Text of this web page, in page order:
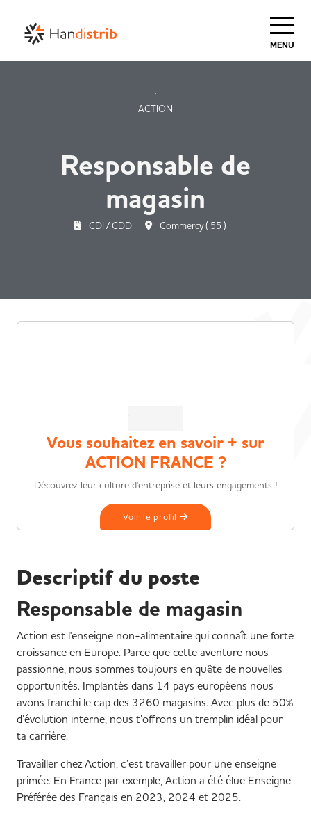
MENU
ACTION
Responsable de
magasin
CDI / CDD Commercy ( 55 )
Vous souhaitez en savoir + sur
ACTION FRANCE ?
Découvrez leur culture d'entreprise et leurs engagements !
Voir le profil
Descriptif du poste
Responsable de magasin
Action est l'enseigne non-alimentaire qui connaît une forte
croissance en Europe. Parce que cette aventure nous
passionne, nous sommes toujours en quête de nouvelles
opportunités. Implantés dans 14 pays européens nous
avons franchi le cap des 3260 magasins. Avec plus de 50%
d’évolution interne, nous t’offrons un tremplin idéal pour
ta carrière.
Travailler chez Action, c’est travailler pour une enseigne
primée. En France par exemple, Action a été élue Enseigne
Préférée des Français en 2023, 2024 et 2025.